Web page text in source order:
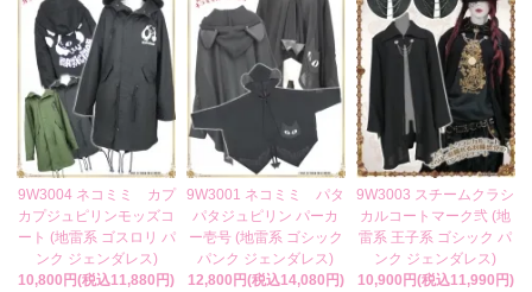
9W3004 ネコミミ カプ
カプジュピリンモッズコ
ート (地雷系 ゴスロリ パ
ンク ジェンダレス)
10,800円(税込11,880円)
9W3001 ネコミミ パタ
パタジュピリン パーカ
ー壱号 (地雷系 ゴシック
パンク ジェンダレス)
12,800円(税込14,080円)
9W3003 スチームクラシ
カルコートマーク弐 (地
雷系 王子系 ゴシック パ
ンク ジェンダレス)
10,900円(税込11,990円)